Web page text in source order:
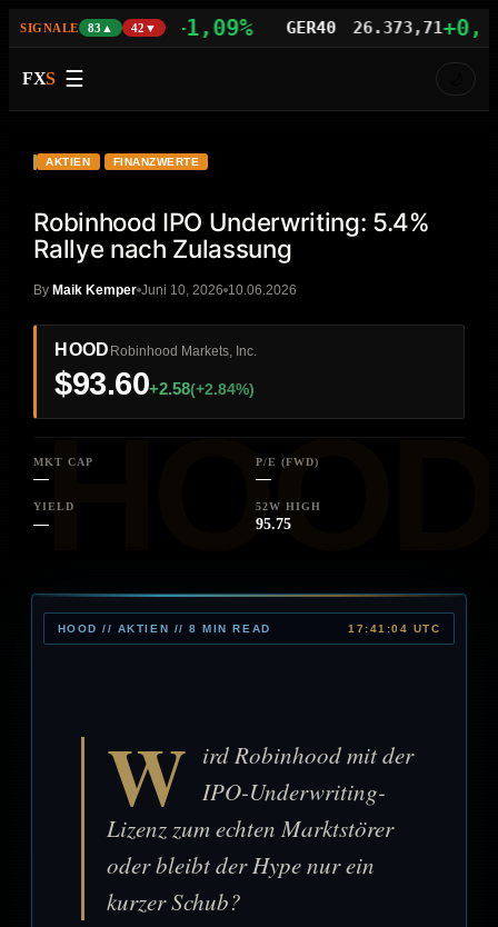
SIGNALE 83▲ 42▼
29.742,21+1,09% GER40 26.373,71+0,77%
FXS ☰
HOOD
AKTIEN FINANZWERTE
Robinhood IPO Underwriting: 5.4%
Rallye nach Zulassung
ByMaik Kemper Juni 10, 2026 10.06.2026
HOOD Robinhood Markets, Inc.
$93.60+2.58(+2.84%)
MKT CAP
—
P/E (FWD)
—
YIELD
—
52W HIGH
95.75
HOOD // AKTIEN // 8 MIN READ 17:41:04 UTC
W ird Robinhood mit der
IPO-Underwriting-
Lizenz zum echten Marktstörer
oder bleibt der Hype nur ein
kurzer Schub?